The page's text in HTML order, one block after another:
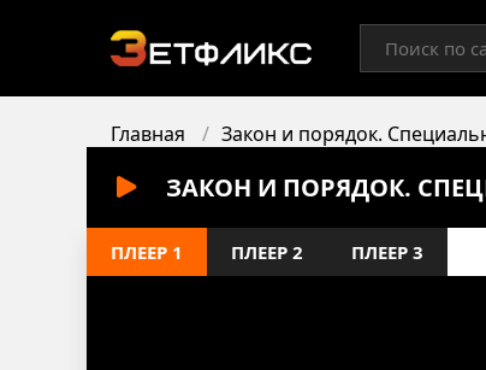
Главная Закон и порядок.
ЗАКОН И ПОРЯДОК.
ПЛЕЕР 1 ПЛЕЕР 2 ПЛЕЕР 3